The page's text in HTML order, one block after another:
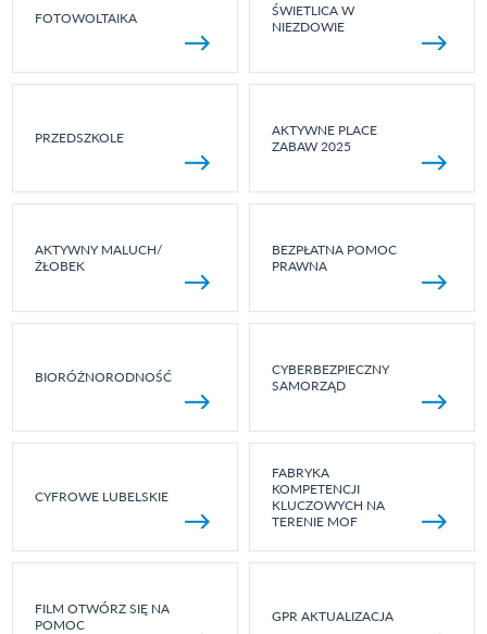
FOTOWOLTAIKA
ŚWIETLICA W
NIEZDOWIE
PRZEDSZKOLE
AKTYWNE PLACE
ZABAW 2025
AKTYWNY MALUCH/
ŻŁOBEK
BEZPŁATNA POMOC
PRAWNA
BIORÓŻNORODNOŚĆ
CYBERBEZPIECZNY
SAMORZĄD
CYFROWE LUBELSKIE
FABRYKA
KOMPETENCJI
KLUCZOWYCH NA
TERENIE MOF
FILM OTWÓRZ SIĘ NA
POMOC
GPR AKTUALIZACJA